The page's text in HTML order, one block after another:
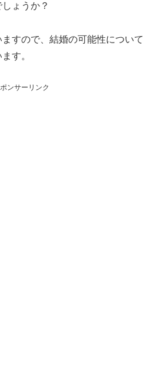
ょうか？
すので、結婚の可能性について
す。
ンサーリンク